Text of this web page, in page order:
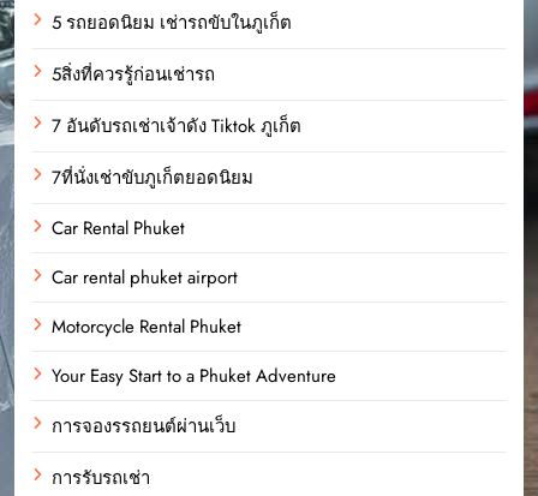
5 รถยอดนิยม เช่ารถขับในภูเก็ต
5สิ่งที่ควรรู้ก่อนเช่ารถ
7 อันดับรถเช่าเจ้าดัง Tiktok ภูเก็ต
7ที่นั่งเช่าขับภูเก็ตยอดนิยม
Car Rental Phuket
Car rental phuket airport
Motorcycle Rental Phuket
Your Easy Start to a Phuket Adventure
การจองรรถยนต์ผ่านเว็บ
การรับรถเช่า